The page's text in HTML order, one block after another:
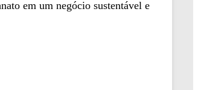
em um negócio sustentável e